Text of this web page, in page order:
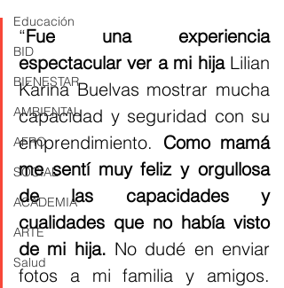
Educación
BID
BIENESTAR
AMBIENTAL
AFRO
SOCIAL
ACADEMIA
ARTE
Salud
“Fue una experiencia
espectacular ver a mi hija Lilian
Karina Buelvas mostrar mucha
capacidad y seguridad con su
emprendimiento. Como mamá
me sentí muy feliz y orgullosa
de las capacidades y
cualidades que no había visto
de mi hija. No dudé en enviar
fotos a mi familia y amigos.